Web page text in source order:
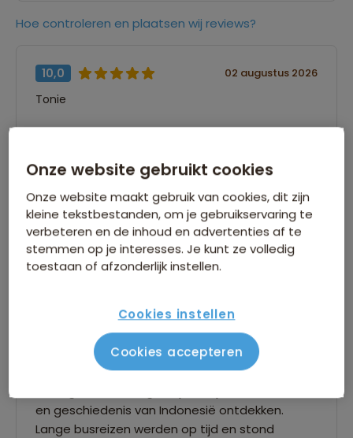
Hoe controleren en plaatsen wij reviews?
10,0 02 augustus 2026
Tonie
9,0 25 juli 2026
René
“De diversiteit en afwisseling van deze reis
maakt het een absolute aanrader.”
en geschiedenis van Indonesië ontdekken.
Lange busreizen werden op tijd en stond
Onze website gebruikt cookies
Onze website maakt gebruik van cookies, dit zijn
kleine tekstbestanden, om je gebruikservaring te
verbeteren en de inhoud en advertenties af te
stemmen op je interesses. Je kunt ze volledig
toestaan of afzonderlijk instellen.
Cookies instellen
Cookies accepteren